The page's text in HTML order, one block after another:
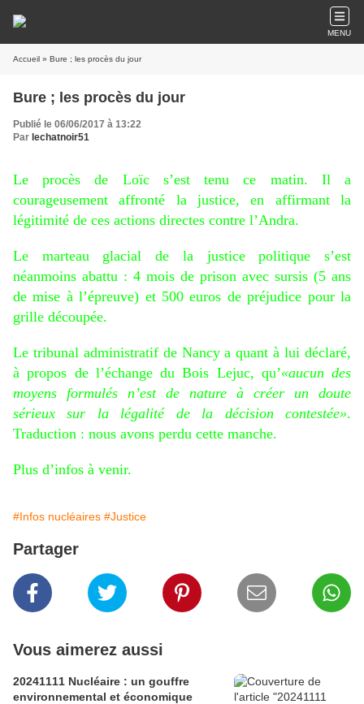
MENU
Accueil » Bure ; les procès du jour
Bure ; les procès du jour
Publié le 06/06/2017 à 13:22
Par lechatnoir51
Le procès de Loïc s’est tenu ce matin. Il a
courageusement affronté la justice, en affirmant la
légitimité de ces actions directes contre l’Andra.
Le marteau glacial de la justice politique s’est
néanmoins abattu : 4 mois de prison avec sursis (5 ans
de mise à l’épreuve) et 500 euros de préjudice pour la
grille découpée.
Le tribunal administratif de Nancy a quant à lui déclaré,
à propos de l’échange du Bois Lejuc, qu’«aucun des
moyens formulés n’est de nature à créer un doute
sérieux sur la légalité de la décision contestée».
Traduction : nous avons perdu cette manche.
Plus d’infos à venir.
#Infos nucléaires #Justice
Partager
Vous aimerez aussi
20241111 Nucléaire : un gouffre
environnemental et économique